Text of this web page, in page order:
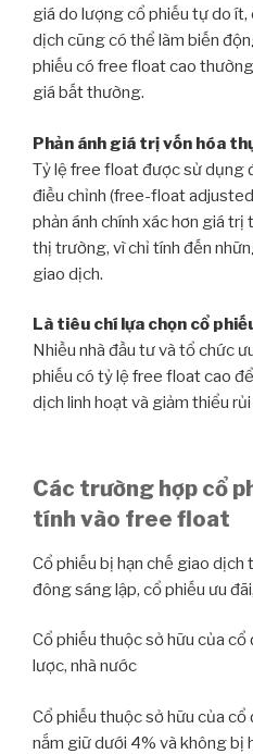
giá do lượng cổ phiếu tự do
dịch cũng có thể làm biến
phiếu có free float cao
giá bất thường.
Phản ánh giá trị vốn hóa
Tỷ lệ free float được sử dụng
điều chỉnh (free-float
phản ánh chính xác hơn giá
thị trường, vì chỉ tính đến
giao dịch.
Là tiêu chí lựa chọn cổ
Nhiều nhà đầu tư và tổ chức
phiếu có tỷ lệ free float cao
dịch linh hoạt và giảm thiểu
Các trường hợp cổ
tính vào free float
Cổ phiếu bị hạn chế giao dịch
đông sáng lập, cổ phiếu ưu
Cổ phiếu thuộc sở hữu của
lược, nhà nước
Cổ phiếu thuộc sở hữu của
nắm giữ dưới 4% và không bị